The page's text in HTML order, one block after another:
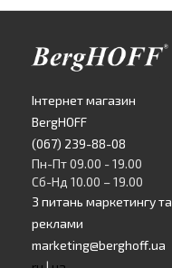
Інтернет магазин
BergHOFF
(067) 239-88-08
Пн-Пт 09.00 - 19.00
Сб-Нд 10.00 – 19.00
З питань маркетингу та
реклами
marketing@berghoff.ua